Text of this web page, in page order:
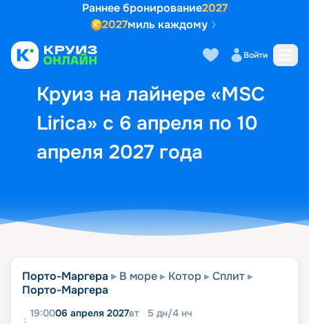
Раннее бронирование2027
2027миль каждому
Войти
Круиз на лайнере «MSC
Lirica» с 6 апреля по 10
апреля 2027 года
Выбор кают Маршрут и
Порто-Маргера В море Котор
Сплит
Порто-Маргера
19:0006 апреля 2027вт 5 дн/4 нч